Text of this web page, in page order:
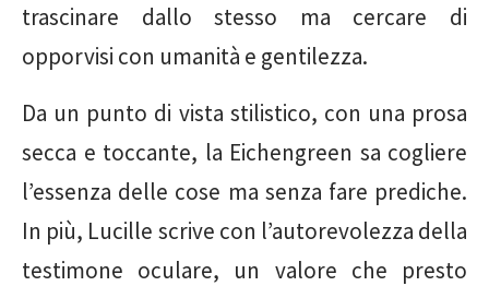
trascinare dallo stesso ma cercare di
opporvisi con umanità e gentilezza.
Da un punto di vista stilistico, con una prosa
secca e toccante, la Eichengreen sa cogliere
l’essenza delle cose ma senza fare prediche.
In più, Lucille scrive con l’autorevolezza della
testimone oculare, un valore che presto